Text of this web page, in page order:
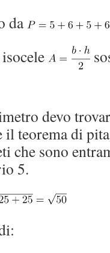
da
devo
teorema di
che sono
5.